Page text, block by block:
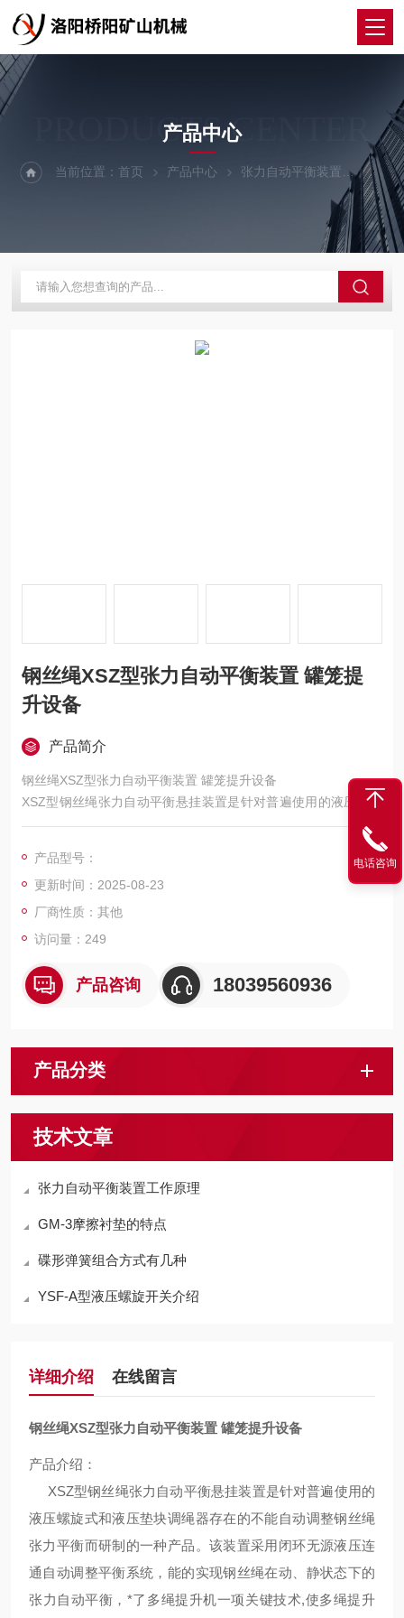
PRODUCTS CENTER
产品中心
当前位置：首页 产品中心 张力自动平衡装置 平衡
钢丝绳XSZ型张力自动平衡装置 罐笼提
升设备
产品简介
钢丝绳XSZ型张力自动平衡装置 罐笼提升设备
XSZ型钢丝绳张力自动平衡悬挂装置是针对普遍使用的液压螺旋
式和液压垫块调绳器存在的不能自动调整钢丝绳张力平衡而产生
产品型号：
更新时间：2025-08-23
厂商性质：其他
访问量：249
产品咨询 18039560936
产品分类
技术文章
张力自动平衡装置工作原理
GM-3摩擦衬垫的特点
碟形弹簧组合方式有几种
YSF-A型液压螺旋开关介绍
详细介绍 在线留言
钢丝绳XSZ型张力自动平衡装置 罐笼提升设备
产品介绍：
XSZ型钢丝绳张力自动平衡悬挂装置是针对普遍使用的
液压螺旋式和液压垫块调绳器存在的不能自动调整钢丝绳
张力平衡而研制的一种产品。该装置采用闭环无源液压连
通自动调整平衡系统，能的实现钢丝绳在动、静状态下的
张力自动平衡，*了多绳提升机一项关键技术,使多绳提升
电话咨询